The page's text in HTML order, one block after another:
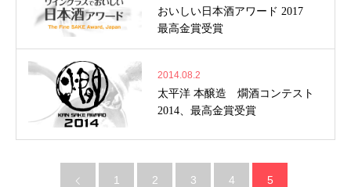
おいしい日本酒アワード 2017
最高金賞受賞
2014.08.2
太平洋 本醸造 燗酒コンテスト
2014、最高金賞受賞
1 2 3 4 5